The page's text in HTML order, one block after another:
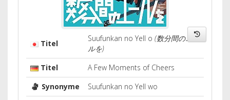
Titel
Suufunkan no Yell o (数分間のエー
ルを)
Titel
A Few Moments of Cheers
Synonyme
Suufunkan no Yell wo